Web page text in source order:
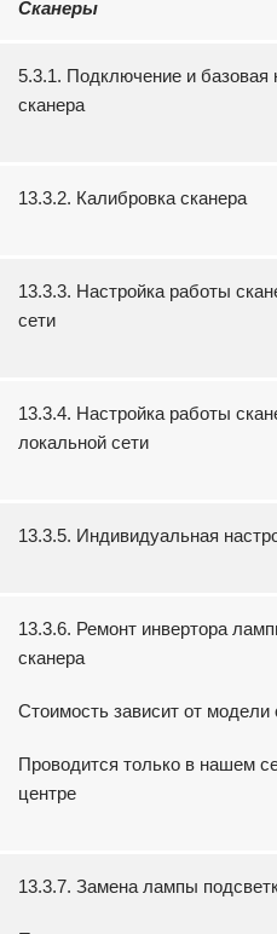
Сканеры
5.3.1. Подключение и базовая
сканера
13.3.2. Калибровка сканера
13.3.3. Настройка работы
сети
13.3.4. Настройка работы
локальной сети
13.3.5. Индивидуальная
13.3.6. Ремонт инвертора
сканера
Стоимость зависит от модели
Проводится только в нашем
центре
13.3.7. Замена лампы